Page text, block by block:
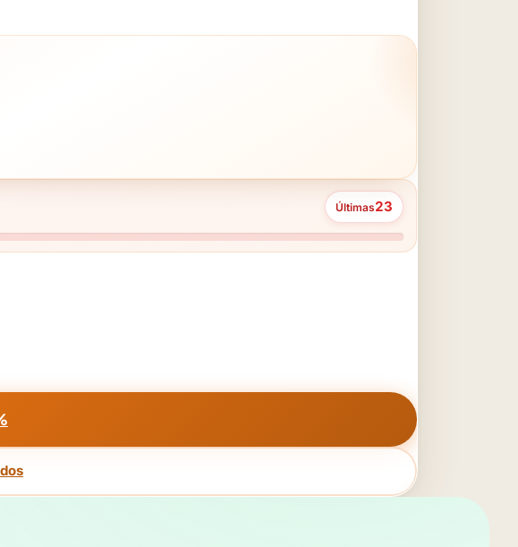
Últimas23